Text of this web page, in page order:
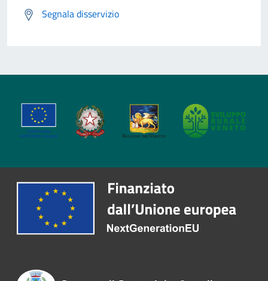
Segnala disservizio